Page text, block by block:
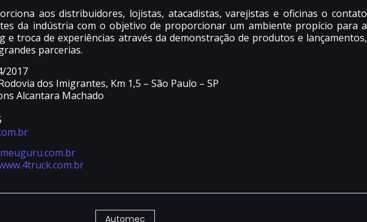
aos distribuidores, lojistas, atacadistas, varejistas e oficinas o contato
da indústria com o objetivo de proporcionar um ambiente propício para a
e troca de experiências através da demonstração de produtos e lançamentos,
parcerias.
2017
dos Imigrantes, Km 1,5 – São Paulo – SP
Alcantara Machado
Automec